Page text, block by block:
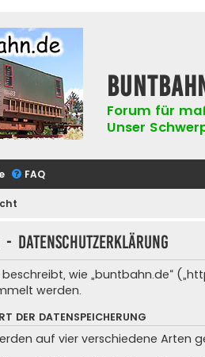
Forum für
Unser
FAQ
- Datenschutzerklärung
beschreibt, wie „buntbahn.de“
werden.
DER DATENSPEICHERUNG
auf vier verschiedene Arten